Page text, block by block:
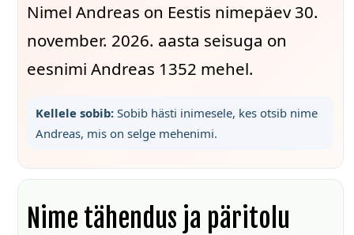
Nimel Andreas on Eestis nimepäev 30.
november. 2026. aasta seisuga on
eesnimi Andreas 1352 mehel.
Kellele sobib:Sobib hästi inimesele, kes otsib nime
Andreas, mis on selge mehenimi.
Nime tähendus ja päritolu